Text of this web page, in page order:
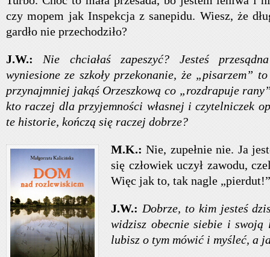
czy mopem jak Inspekcja z sanepidu. Wiesz, że
gardło nie przechodziło?
J.W.:
Nie chciałaś zapeszyć? Jesteś
wyniesione ze szkoły przekonanie, że „pisarzem”
przynajmniej jakąś Orzeszkową co „rozdrapuje
kto raczej dla przyjemności własnej i czytelniczek
te historie, kończą się raczej dobrze?
M.K.: Nie, zupełnie nie. Ja
się człowiek uczył zawodu,
Więc jak to, tak nagle
J.W.: Dobrze, to kim jesteś
widzisz obecnie siebie i
lubisz o tym mówić i myśleć, a